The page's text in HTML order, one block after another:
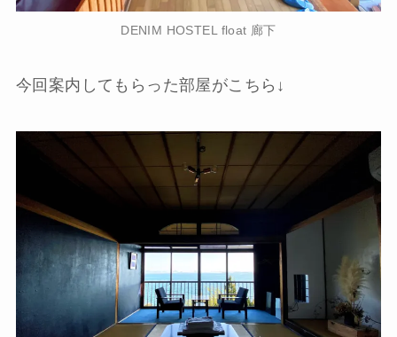
DENIM HOSTEL float 廊下
今回案内してもらった部屋がこちら↓